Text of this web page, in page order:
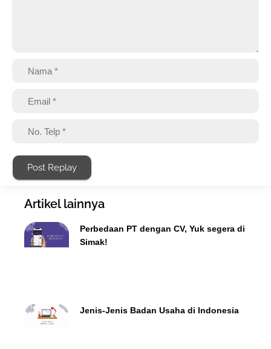
Post Replay
Artikel lainnya
Perbedaan PT dengan CV, Yuk segera di
Simak!
Jenis-Jenis Badan Usaha di Indonesia